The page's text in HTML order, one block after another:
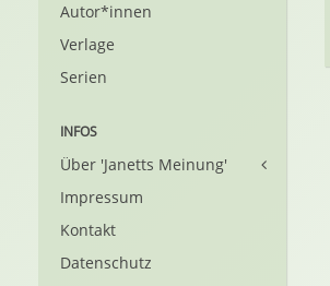
Autor*innen
Verlage
Serien
INFOS
Über 'Janetts Meinung'
Impressum
Kontakt
Datenschutz